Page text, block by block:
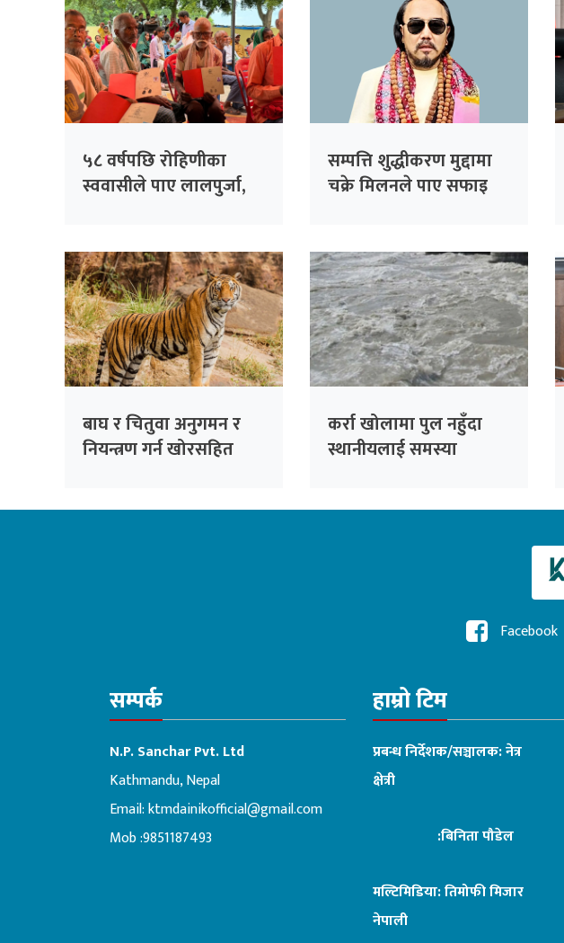
५८ वर्षपछि रोहिणीका
स्ववासीले पाए लालपुर्जा,
सम्पत्ति शुद्धीकरण मुद्दामा
चक्रे मिलनले पाए सफाइ
बाघ र चितुवा अनुगमन र
नियन्त्रण गर्न खोरसहित
कर्रा खोलामा पुल नहुँदा
स्थानीयलाई समस्या
Facebook
सम्पर्क
N.P. Sanchar Pvt. Ltd
Kathmandu, Nepal
Email:ktmdainikofficial@gmail.com
Mob :9851187493
हाम्रो टिम
प्रबन्ध निर्देशक/सञ्चालक: नेत्र
क्षेत्री
:बिनिता पौडेल
मल्टिमिडिया: तिमोफी मिजार
नेपाली